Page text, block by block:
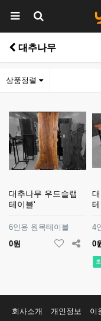
대추나무
상품정렬
대추나무 우드슬랩
테이블'
6인용 원목테이블
0원
4
0
회사소개 개인정보 이